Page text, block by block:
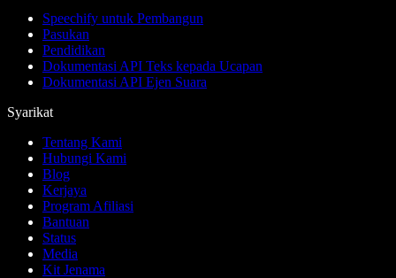
Speechify untuk Pembangun
Pasukan
Pendidikan
Dokumentasi API Teks kepada Ucapan
Dokumentasi API Ejen Suara
Syarikat
Tentang Kami
Hubungi Kami
Blog
Kerjaya
Program Afiliasi
Bantuan
Status
Media
Kit Jenama